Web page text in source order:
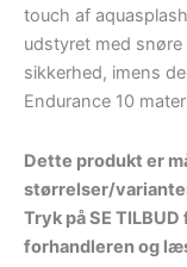
touch af
udstyret med
sikkerhed, imens
Endurance 10
Dette produkt er
størrelser/
Tryk på SE
forhandleren og